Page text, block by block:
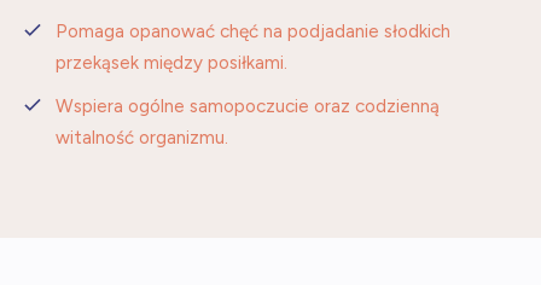
Pomaga opanować chęć na podjadanie słodkich
przekąsek między posiłkami.
Wspiera ogólne samopoczucie oraz codzienną
witalność organizmu.